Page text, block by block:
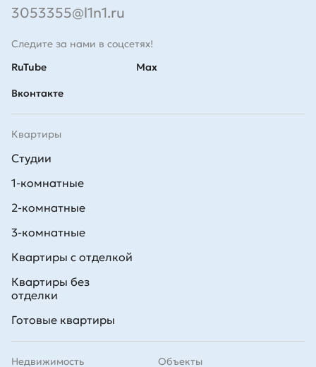
3053355@l1n1.ru
Следите за нами в соцсетях!
RuTube
Вконтакте
Max
Квартиры
Студии
1-комнатные
2-комнатные
3-комнатные
Квартиры с отделкой
Квартиры без
отделки
Готовые квартиры
Недвижимость Объекты